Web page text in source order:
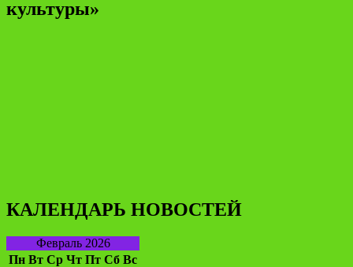
культуры»
КАЛЕНДАРЬ НОВОСТЕЙ
Февраль 2026
Пн Вт Ср Чт Пт Сб Вс